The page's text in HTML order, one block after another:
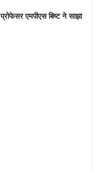
एमपीएस बिष्ट ने साझा